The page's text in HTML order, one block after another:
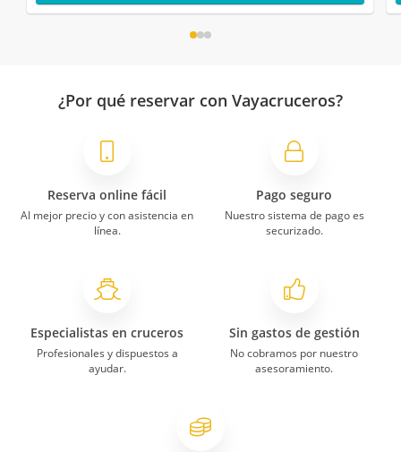
¿Por qué reservar con Vayacruceros?
Reserva online fácil
Al mejor precio y con asistencia en
línea.
Pago seguro
Nuestro sistema de pago es
securizado.
Especialistas en cruceros
Profesionales y dispuestos a
ayudar.
Sin gastos de gestión
No cobramos por nuestro
asesoramiento.